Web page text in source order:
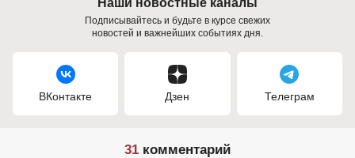
Наши новостные каналы
Подписывайтесь и будьте в курсе свежих
новостей и важнейших событиях дня.
ВКонтакте Дзен Телеграм
31 комментарий